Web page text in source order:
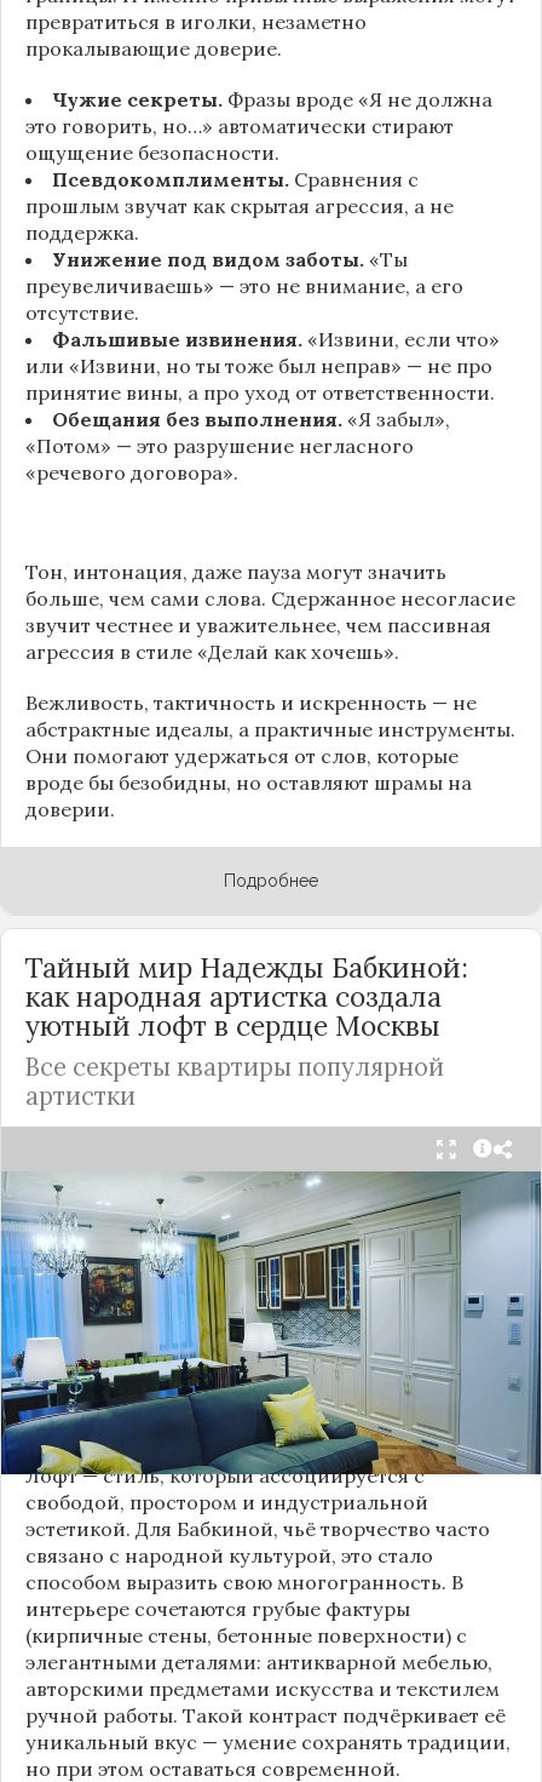
превратиться в иголки, незаметно
прокалывающие доверие.
Чужие секреты. Фразы вроде «Я не должна
это говорить, но…» автоматически стирают
ощущение безопасности.
Псевдокомплименты. Сравнения с
прошлым звучат как скрытая агрессия, а не
поддержка.
Унижение под видом заботы. «Ты
преувеличиваешь» — это не внимание, а его
отсутствие.
Фальшивые извинения. «Извини, если что»
или «Извини, но ты тоже был неправ» — не про
принятие вины, а про уход от ответственности.
Обещания без выполнения. «Я забыл»,
«Потом» — это разрушение негласного
«речевого договора».
Тон, интонация, даже пауза могут значить
больше, чем сами слова. Сдержанное несогласие
звучит честнее и уважительнее, чем пассивная
агрессия в стиле «Делай как хочешь».
Вежливость, тактичность и искренность — не
абстрактные идеалы, а практичные инструменты.
Они помогают удержаться от слов, которые
вроде бы безобидны, но оставляют шрамы на
доверии.
Подробнее
Тайный мир Надежды Бабкиной:
как народная артистка создала
уютный лофт в сердце Москвы
Все секреты квартиры популярной
артистки
Народная артисткаРоссииНадежда Бабкина,
известная своей любовью к традиционному
стилю и народной эстетике, удивила
поклонников, выбрав для своей новой
московской квартиры современный стиль лофт.
Это решение стало настоящим откровением,
демонстрирующим её умение сочетать классику
и актуальные тенденции. Подробности о
проекте раскрывает канал “DOMEO | РЕМОНТ
КВАРТИР | НЕДВИЖИМОСТЬ” 2.
Лофт — стиль, который ассоциируется с
свободой, простором и индустриальной
эстетикой. Для Бабкиной, чьё творчество часто
связано с народной культурой, это стало
способом выразить свою многогранность. В
интерьере сочетаются грубые фактуры
(кирпичные стены, бетонные поверхности) с
элегантными деталями: антикварной мебелью,
авторскими предметами искусства и текстилем
ручной работы. Такой контраст подчёркивает её
уникальный вкус — умение сохранять традиции,
но при этом оставаться современной.